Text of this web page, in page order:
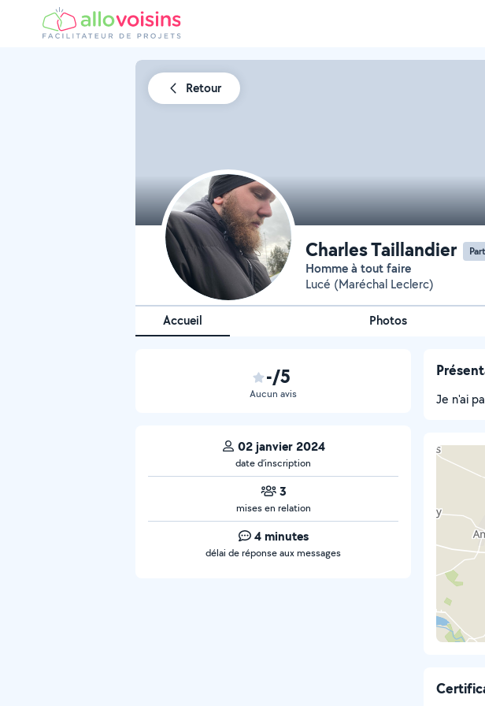
Retour
Charles Taillandier
Homme à tout faire
Lucé (Maréchal Leclerc)
Accueil Photos
-/5
Aucun avis
02 janvier 2024
date d’inscription
3
mises en relation
4 minutes
délai de réponse aux messages
Je n'ai